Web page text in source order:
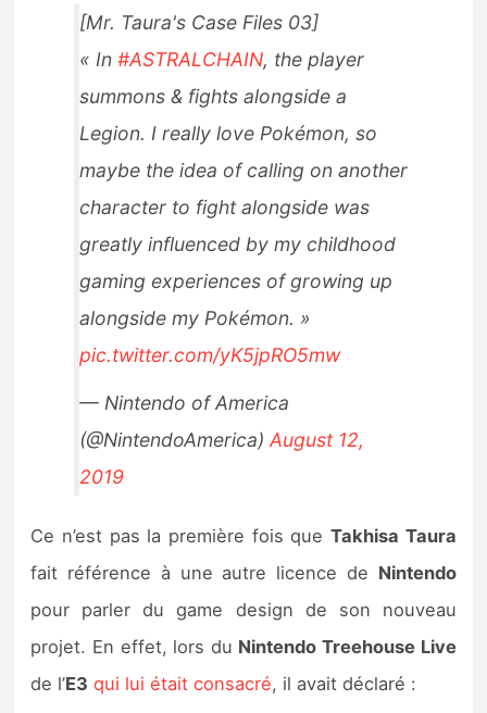
[Mr. Taura's Case Files 03]
« In#ASTRALCHAIN, the player
summons & fights alongside a
Legion. I really love Pokémon, so
maybe the idea of calling on another
character to fight alongside was
greatly influenced by my childhood
gaming experiences of growing up
alongside my Pokémon. »
pic.twitter.com/yK5jpRO5mw
— Nintendo of America
(@NintendoAmerica)August 12,
2019
Ce n’est pas la première fois queTakhisa Taura
fait référence à une autre licence de Nintendo
pour parler du game design de son nouveau
projet. En effet, lors du Nintendo Treehouse Live
de l’E3 qui lui était consacré, il avait déclaré :